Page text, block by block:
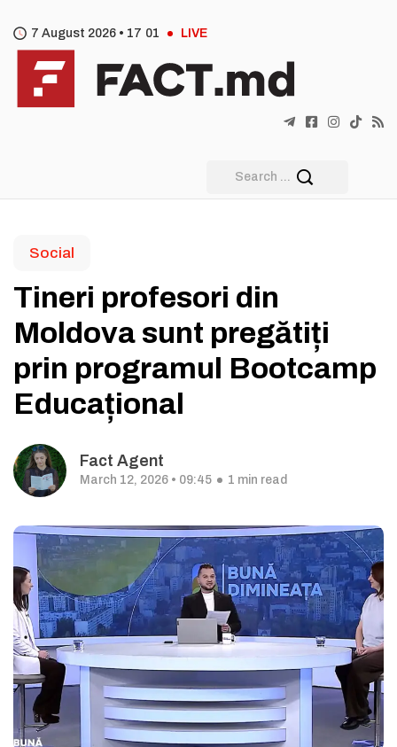
7 August 2026 • 17 01 LIVE
Social
Tineri profesori din
Moldova sunt pregătiți
prin programul Bootcamp
Educațional
Fact Agent
March 12, 2026 • 09:45 1 min read